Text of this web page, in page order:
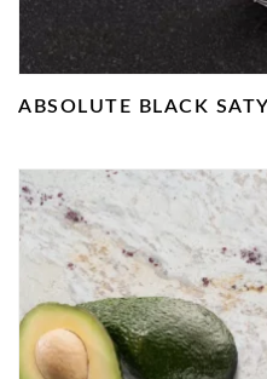
ABSOLUTE BLACK